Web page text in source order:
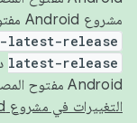
مشروع Android مفتوح المصدر والمساهمة فيه، استخدِم
latest-release
latest-release
Android مفتوح المصدر. لمزيد من المعلومات، يُرجى الاطّلاع على
التغييرات في مشروع Android مفتوح المصدر